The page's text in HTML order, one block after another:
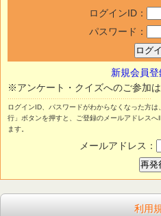
ログインID：
パスワード：
新規会員
※アンケート・クイズへのご参加は
ログインID、パスワードがわからなくなった方
行」ボタンを押すと、ご登録のメールアドレスへ
ます。
メールアドレス：
利用